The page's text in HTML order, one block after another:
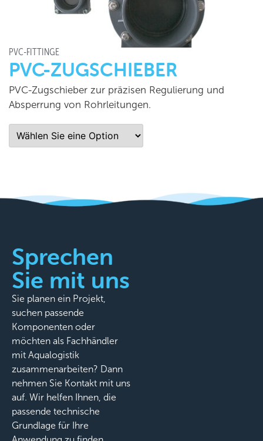
PVC-FITTINGE
PVC-ZUGSCHIEBER
PVC-Zugschieber zur präzisen Regulierung und
Absperrung von Rohrleitungen.
Sprechen
Sie mit uns
Sie planen ein Projekt,
suchen passende
Komponenten oder
möchten als Fachhändler
mit Aqualogistik
zusammenarbeiten? Dann
nehmen Sie Kontakt mit uns
auf. Wir helfen Ihnen, die
passende technische
Grundlage für Ihre